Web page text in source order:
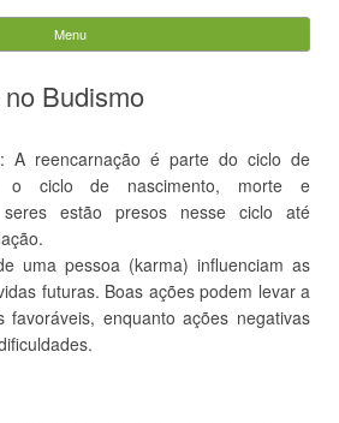
por:
Menu
Budismo
: A reencarnação é parte do ciclo de
o ciclo de nascimento, morte e
seres estão presos nesse ciclo até
uma pessoa (karma) influenciam as
futuras. Boas ações podem levar a
favoráveis, enquanto ações negativas